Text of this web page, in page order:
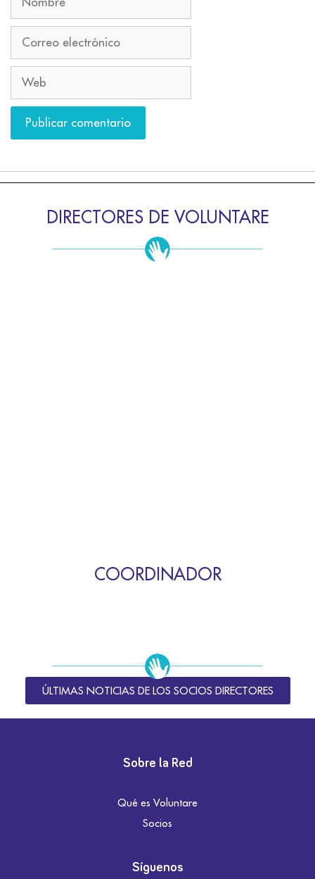
DIRECTORES DE VOLUNTARE
COORDINADOR
ÚLTIMAS NOTICIAS DE LOS SOCIOS DIRECTORES
Sobre la Red
Qué es Voluntare
Socios
Síguenos